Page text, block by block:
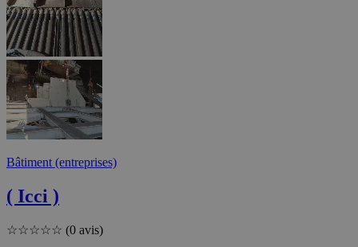
Bâtiment (entreprises)
( Icci )
☆☆☆☆☆ (0 avis)